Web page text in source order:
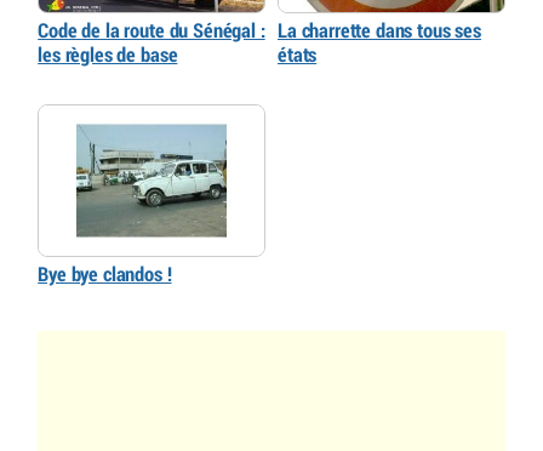
Code de la route du Sénégal :
les règles de base
La charrette dans tous ses
états
Bye bye clandos !